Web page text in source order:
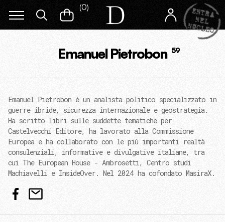
(0)
Emanuel Pietrobon 59
Emanuel Pietrobon è un analista politico specializzato in
guerre ibride, sicurezza internazionale e geostrategia.
Ha scritto libri sulle suddette tematiche per
Castelvecchi Editore, ha lavorato alla Commissione
Europea e ha collaborato con le più importanti realtà
consulenziali, informative e divulgative italiane, tra
cui The European House - Ambrosetti, Centro studi
Machiavelli e InsideOver. Nel 2024 ha cofondato MasiraX.